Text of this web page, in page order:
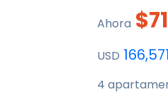
Ahora
USD
4